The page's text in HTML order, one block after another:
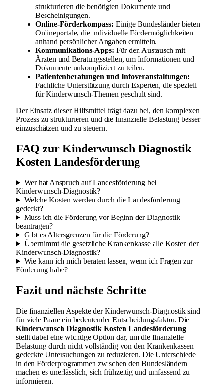
strukturieren die benötigten Dokumente und
Bescheinigungen.
Online-Förderkompass: Einige Bundesländer bieten
Onlineportale, die individuelle Fördermöglichkeiten
anhand persönlicher Angaben ermitteln.
Kommunikations-Apps: Für den Austausch mit
Ärzten und Beratungsstellen, um Informationen und
Dokumente unkompliziert zu teilen.
Patientenberatungen und Infoveranstaltungen:
Fachliche Unterstützung durch Experten, die speziell
für Kinderwunsch-Themen geschult sind.
Der Einsatz dieser Hilfsmittel trägt dazu bei, den komplexen
Prozess zu strukturieren und die finanzielle Belastung besser
einzuschätzen und zu steuern.
FAQ zur Kinderwunsch Diagnostik
Kosten Landesförderung
Wer hat Anspruch auf Landesförderung bei
Kinderwunsch-Diagnostik?
Welche Kosten werden durch die Landesförderung
gedeckt?
Muss ich die Förderung vor Beginn der Diagnostik
beantragen?
Gibt es Altersgrenzen für die Förderung?
Übernimmt die gesetzliche Krankenkasse alle Kosten der
Kinderwunsch-Diagnostik?
Wie kann ich mich beraten lassen, wenn ich Fragen zur
Förderung habe?
Fazit und nächste Schritte
Die finanziellen Aspekte der Kinderwunsch-Diagnostik sind
für viele Paare ein bedeutender Entscheidungsfaktor. Die
Kinderwunsch Diagnostik Kosten Landesförderung
stellt dabei eine wichtige Option dar, um die finanzielle
Belastung durch nicht vollständig von den Krankenkassen
gedeckte Untersuchungen zu reduzieren. Die Unterschiede
in den Förderprogrammen zwischen den Bundesländern
machen es unerlässlich, sich frühzeitig und umfassend zu
informieren.